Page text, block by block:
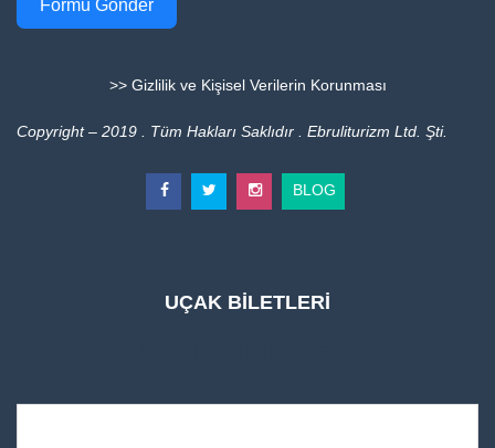
Formu Gönder
>> Gizlilik ve Kişisel Verilerin Korunması
Copyright – 2019 . Tüm Hakları Saklıdır . Ebruliturizm Ltd. Şti.
BLOG
UÇAK BİLETLERİ